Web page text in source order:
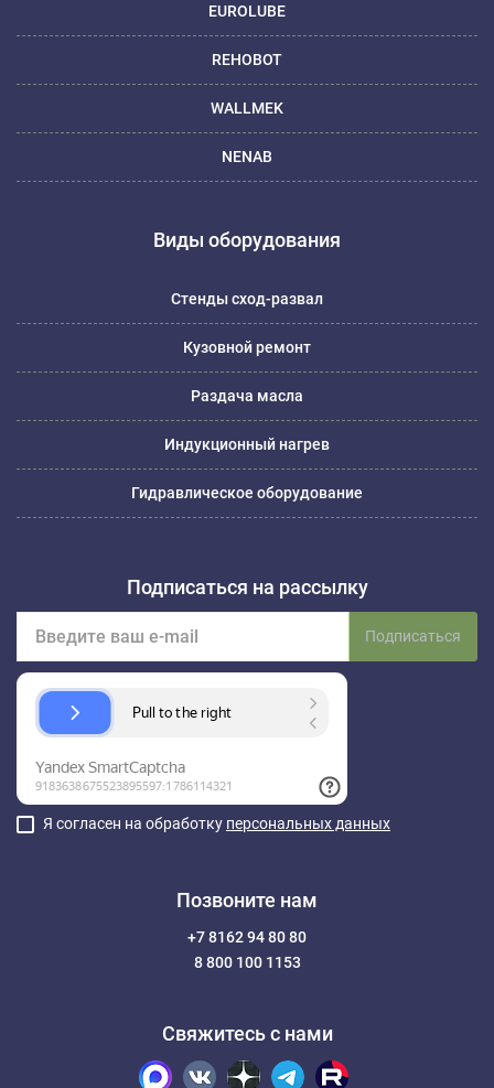
EUROLUBE
REHOBOT
WALLMEK
NENAB
Виды оборудования
Стенды сход-развал
Кузовной ремонт
Раздача масла
Индукционный нагрев
Гидравлическое оборудование
Подписаться на рассылку
Подписаться
Я согласен на обработку персональных данных
Позвоните нам
+7 8162 94 80 80
8 800 100 1153
Свяжитесь с нами